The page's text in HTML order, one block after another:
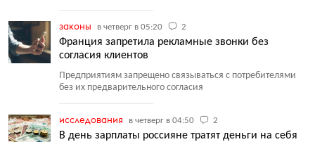
законы в четверг в 05:20 2
Франция запретила рекламные звонки без
согласия клиентов
Предприятиям запрещено связываться с потребителями
без их предварительного согласия
исследования в четверг в 04:50 2
В день зарплаты россияне тратят деньги на себя